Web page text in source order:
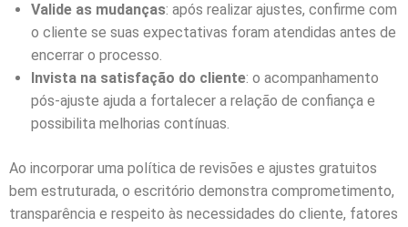
Valide as mudanças: após realizar ajustes, confirme com
o cliente se suas expectativas foram atendidas antes de
encerrar o processo.
Invista na satisfação do cliente: o acompanhamento
pós-ajuste ajuda a fortalecer a relação de confiança e
possibilita melhorias contínuas.
Ao incorporar uma política de revisões e ajustes gratuitos
bem estruturada, o escritório demonstra comprometimento,
transparência e respeito às necessidades do cliente, fatores